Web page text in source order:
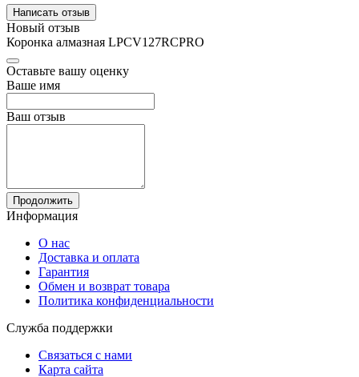
Написать отзыв
Новый отзыв
Коронка алмазная LPCV127RCPRO
Оставьте вашу оценку
Ваше имя
Ваш отзыв
Продолжить
Информация
О нас
Доставка и оплата
Гарантия
Обмен и возврат товара
Политика конфиденциальности
Служба поддержки
Связаться с нами
Карта сайта